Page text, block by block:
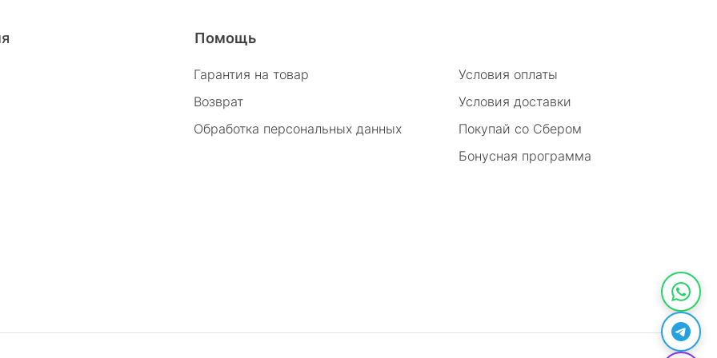
2
Помощь
Гарантия на товар
Возврат
Обработка персональных данных
Условия оплаты
Условия доставки
Покупай со Сбером
Бонусная программа